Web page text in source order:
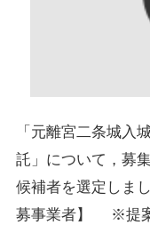
「元離宮二条城入
託」について，募
候補者を選定しま
募事業者】 ※提